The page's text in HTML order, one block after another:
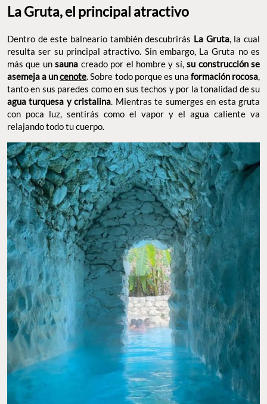
La Gruta, el principal atractivo
Dentro de este balneario también descubrirás La Gruta, la cual
resulta ser su principal atractivo. Sin embargo, La Gruta no es
más que unsauna creado por el hombre y sí,su construcción se
asemeja a uncenote. Sobre todo porque es una formación rocosa,
tanto en sus paredes como en sus techos y por la tonalidad de su
agua turquesa y cristalina. Mientras te sumerges en esta gruta
con poca luz, sentirás como el vapor y el agua caliente va
relajando todo tu cuerpo.